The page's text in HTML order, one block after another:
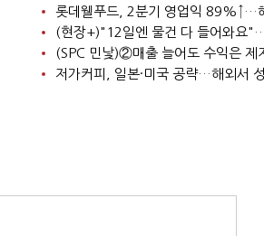
롯데웰푸드, 2분기 영업익 89%↑…
저가커피, 일본·미국 공략…해외서